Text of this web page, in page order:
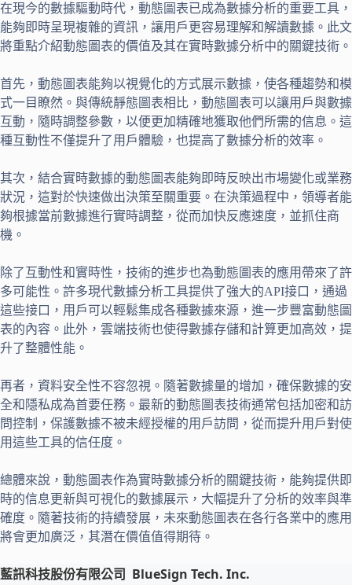
在現今的數據驅動時代，動態圖表已成為數據分析的重要工具，
能夠即時呈現複雜的資訊，讓用戶更容易理解和解讀數據。此文
將重點介紹動態圖表的價值及其在實時數據分析中的關鍵技術。
首先，動態圖表能夠以視覺化的方式展示數據，使各種趨勢和模
式一目瞭然。與傳統靜態圖表相比，動態圖表可以讓用戶與數據
互動，隨時調整參數，以便更加精確地獲取他們所需的信息。這
種互動性不僅提升了用戶體驗，也提高了數據分析的效率。
其次，結合實時數據的動態圖表能夠即時反映出市場變化或業務
狀況，這對於快速做出決策至關重要。在決策過程中，領導者能
夠根據當前數據進行實時調整，從而加快反應速度，並抓住商
機。
除了互動性和實時性，技術的進步也為動態圖表的應用帶來了許
多可能性。許多現代數據分析工具提供了強大的API接口，通過
這些接口，用戶可以輕鬆集成各種數據來源，進一步豐富動態圖
表的內容。此外，雲端技術也使得數據存儲和計算更加高效，提
升了整體性能。
再者，資料安全性不容忽視。隨著數據量的增加，確保數據的安
全和隱私成為首要任務。最新的動態圖表技術通常包括加密和訪
問控制，保護數據不被未經授權的用戶訪問，從而提升用戶對使
用這些工具的信任度。
總體來說，動態圖表作為實時數據分析的關鍵技術，能夠提供即
時的信息更新與可視化的數據展示，大幅提升了分析的效率與準
確度。隨著技術的持續發展，未來動態圖表在各行各業中的應用
將會更加廣泛，其潛在價值值得期待。
藍訊科技股份有限公司 BlueSign Tech. Inc.